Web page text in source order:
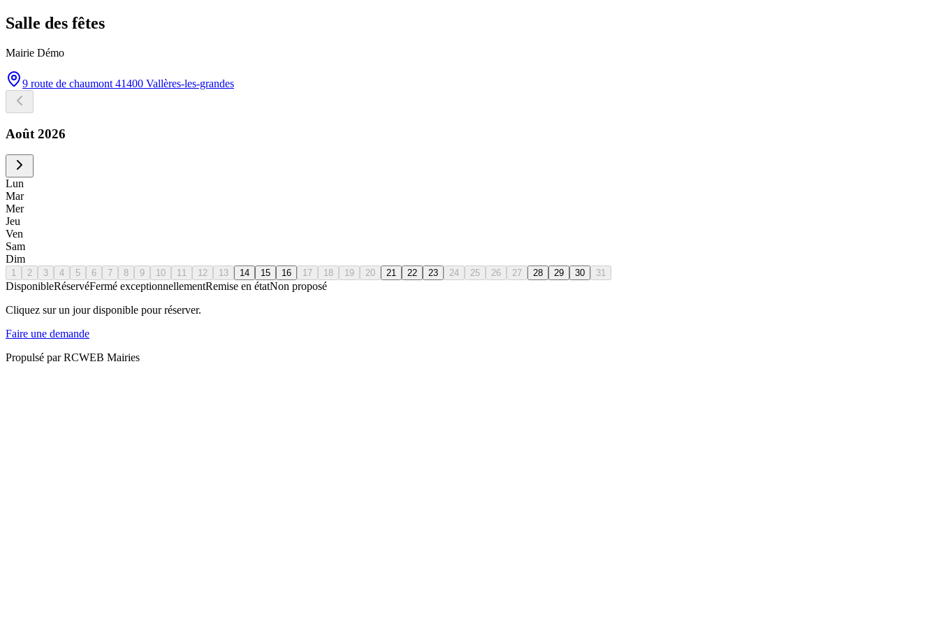
Salle des fêtes
Mairie Démo
9 route de chaumont 41400 Vallères-les-grandes
Août 2026
Lun
Mar
Mer
Jeu
Ven
Sam
Dim
1 2 3 4 5 6 7 8 9 10 11 12 13 14 15 16 17 18 19 20 21 22 23 24 25 26 27 28 29 30 31
DisponibleRéservéFermé exceptionnellementRemise en étatNon proposé
Cliquez sur un jour disponible pour réserver.
Faire une demande
Propulsé parRCWEB Mairies